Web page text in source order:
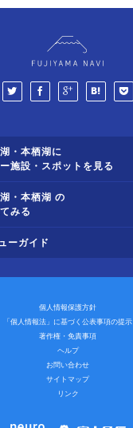
・本栖湖に
施設・スポットを見る
・本栖湖 の
みる
ーガイド
個人情報保護方針
「個人情報法」に基づく公表事項の提示
著作権・免責事項
ヘルプ
お問い合わせ
サイトマップ
リンク